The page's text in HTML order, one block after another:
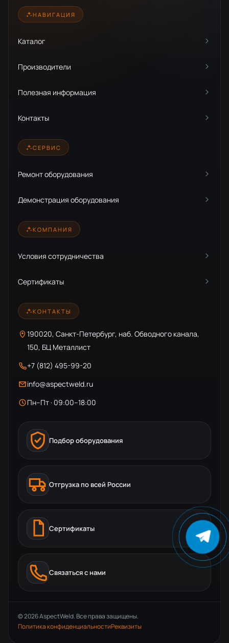
НАВИГАЦИЯ
Каталог
Производители
Полезная информация
Контакты
СЕРВИС
Ремонт оборудования
Демонстрация оборудования
КОМПАНИЯ
Условия сотрудничества
Сертификаты
КОНТАКТЫ
190020, Санкт-Петербург, наб. Обводного канала,
150, БЦ Металлист
+7 (812) 495-99-20
info@aspectweld.ru
Пн–Пт · 09:00–18:00
Подбор оборудования
Отгрузка по всей России
Сертификаты
Связаться с нами
© 2026 AspectWeld. Все права защищены.
Политика конфиденциальностиРеквизиты